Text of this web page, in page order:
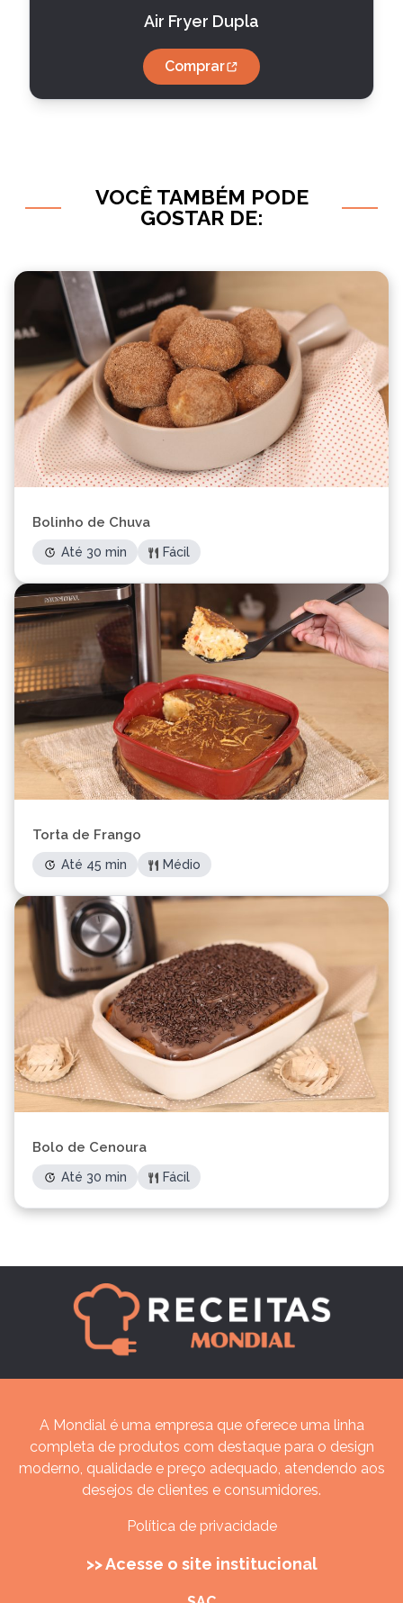
Air Fryer Dupla
Comprar
VOCÊ TAMBÉM PODE
GOSTAR DE:
Bolinho de Chuva
Até 30 min Fácil
Torta de Frango
Até 45 min Médio
Bolo de Cenoura
Até 30 min Fácil
A Mondial é uma empresa que oferece uma linha
completa de produtos com destaque para o design
moderno, qualidade e preço adequado, atendendo aos
desejos de clientes e consumidores.
Política de privacidade
>> Acesse o site institucional